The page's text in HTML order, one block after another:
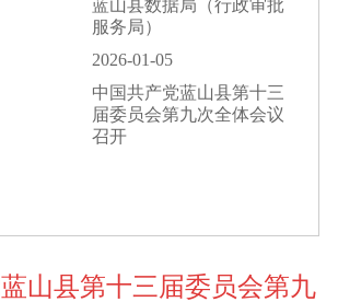
蓝山县数据局（行政审批
服务局）
2026-01-05
中国共产党蓝山县第十三
届委员会第九次全体会议
召开
山县第十三届委员会第九